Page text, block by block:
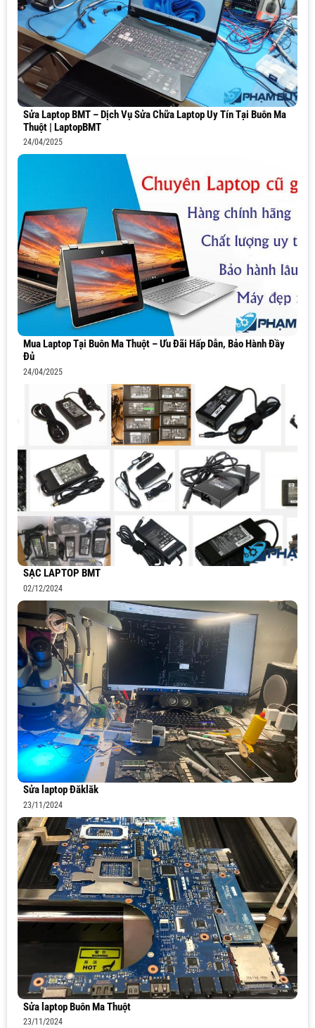
Sửa Laptop BMT – Dịch Vụ Sửa Chữa Laptop Uy Tín Tại Buôn Ma
Thuột | LaptopBMT
24/04/2025
Mua Laptop Tại Buôn Ma Thuột – Ưu Đãi Hấp Dẫn, Bảo Hành Đầy
Đủ
24/04/2025
SẠC LAPTOP BMT
02/12/2024
Sửa laptop Đăklăk
23/11/2024
Sửa laptop Buôn Ma Thuột
23/11/2024